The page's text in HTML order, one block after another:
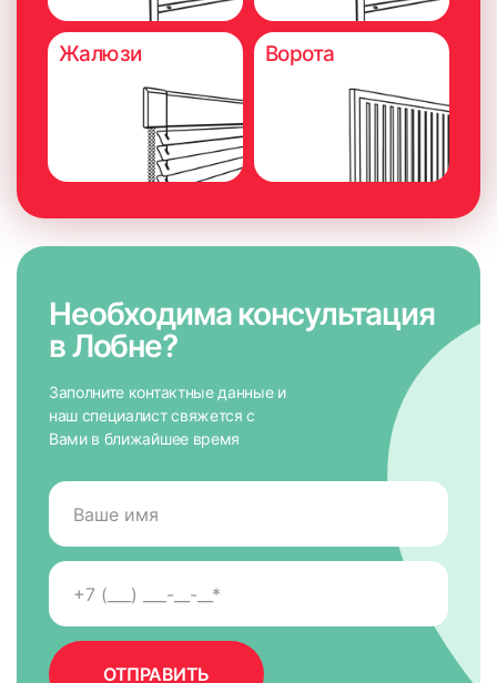
Жалюзи Ворота
Необходима консультация
в Лобне?
Заполните контактные данные и
наш специалист свяжется с
Вами в ближайшее время